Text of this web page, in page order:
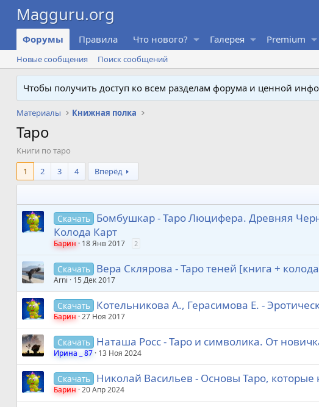
Форумы Правила Что нового? Галерея Premium
Новые сообщения Поиск сообщений
Чтобы получить доступ ко всем разделам форума и ценной
Материалы Книжная полка
Таро
Книги по таро
1
2 3 4 Вперёд
Скачать Бомбушкар - Таро Люцифера. Древняя
Колода Карт
Барин 18 Янв 2017 2
Скачать Вера Склярова - Таро теней [книга +
Arni 15 Дек 2017
Скачать Котельникова А., Герасимова Е. -
Барин 27 Ноя 2017
Скачать Наташа Росс - Таро и символика. От
Ирина _ 87 13 Ноя 2024
Скачать Николай Васильев - Основы Таро,
Барин 20 Апр 2024